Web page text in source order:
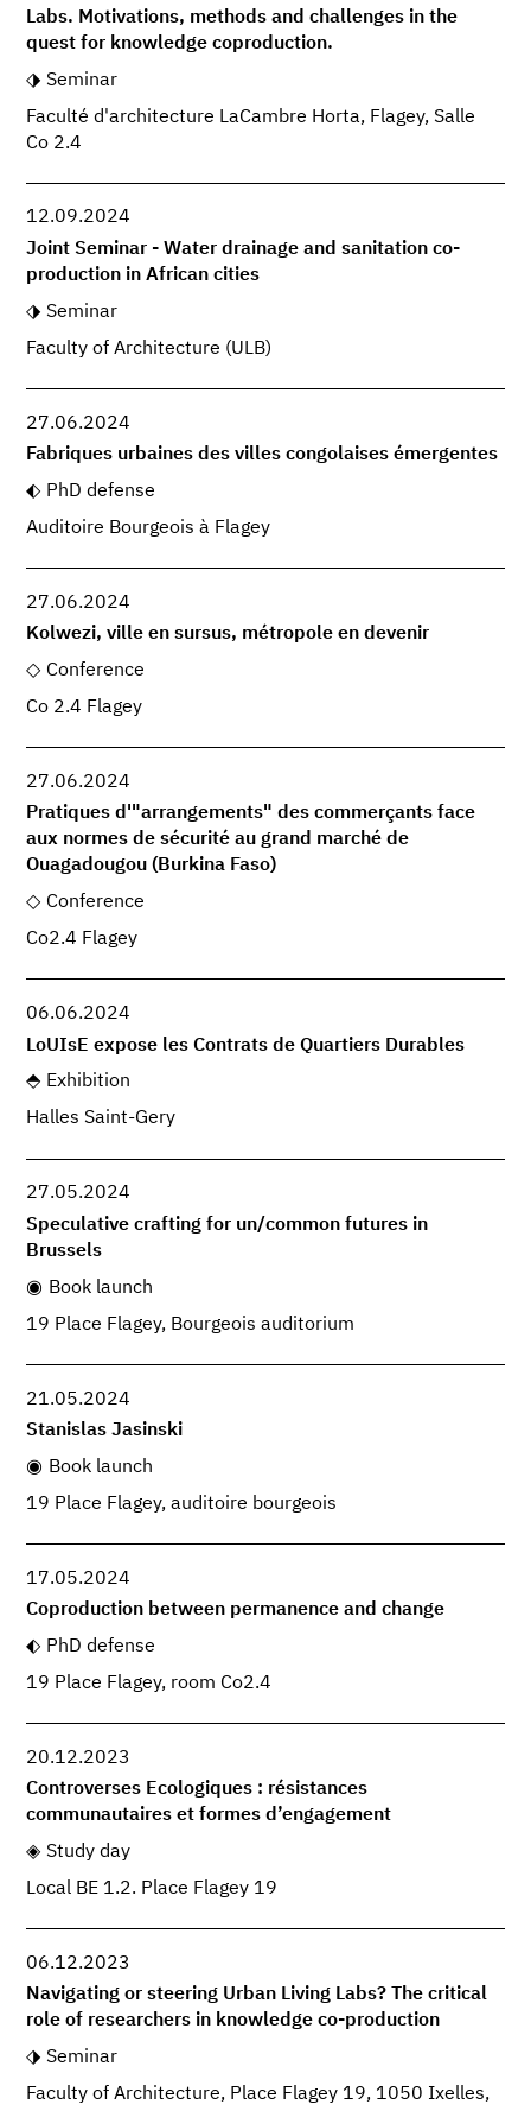
Labs. Motivations, methods and challenges in the
quest for knowledge coproduction.
Seminar
Faculté d'architecture LaCambre Horta, Flagey, Salle
Co 2.4
12.09.2024
Joint Seminar - Water drainage and sanitation co-
production in African cities
Seminar
Faculty of Architecture (ULB)
27.06.2024
Fabriques urbaines des villes congolaises émergentes
PhD defense
Auditoire Bourgeois à Flagey
27.06.2024
Kolwezi, ville en sursus, métropole en devenir
Conference
Co 2.4 Flagey
27.06.2024
Pratiques d'"arrangements" des commerçants face
aux normes de sécurité au grand marché de
Ouagadougou (Burkina Faso)
Conference
Co2.4 Flagey
06.06.2024
LoUIsE expose les Contrats de Quartiers Durables
Exhibition
Halles Saint-Gery
27.05.2024
Speculative crafting for un/common futures in
Brussels
Book launch
19 Place Flagey, Bourgeois auditorium
21.05.2024
Stanislas Jasinski
Book launch
19 Place Flagey, auditoire bourgeois
17.05.2024
Coproduction between permanence and change
PhD defense
19 Place Flagey, room Co2.4
20.12.2023
Controverses Ecologiques : résistances
communautaires et formes d’engagement
Study day
Local BE 1.2. Place Flagey 19
06.12.2023
Navigating or steering Urban Living Labs? The critical
role of researchers in knowledge co-production
Seminar
Faculty of Architecture, Place Flagey 19, 1050 Ixelles,